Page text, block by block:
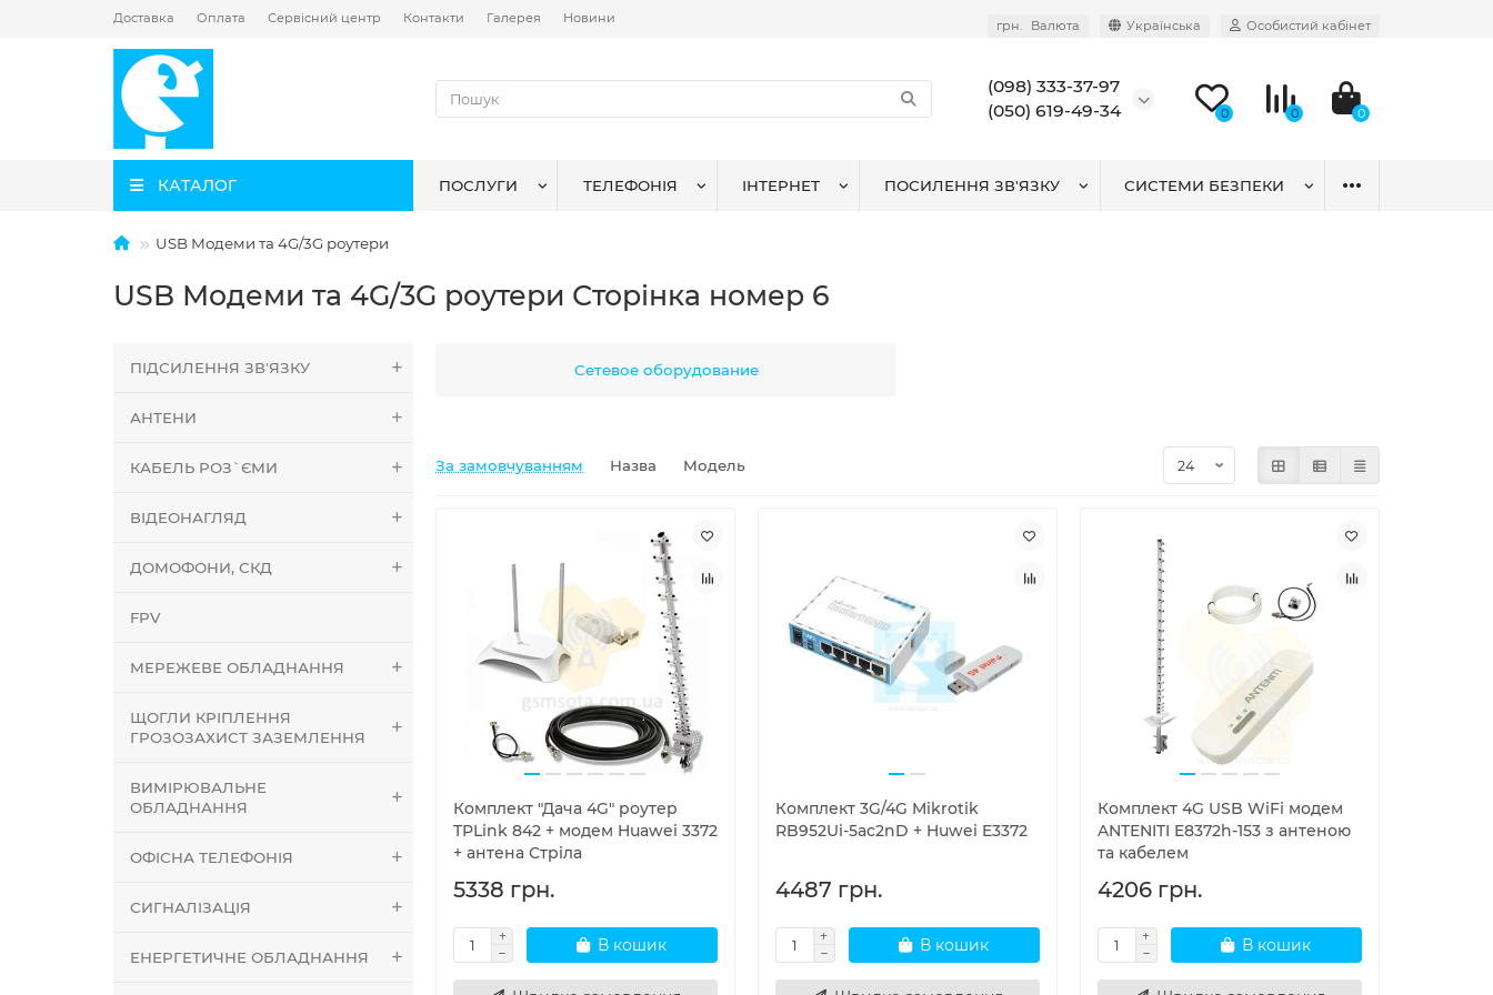
Доставка Оплата Сервісний центр Контакти Галерея Новини грн. Валюта Українська Особистий кабінет
(098) 333-37-97
(050) 619-49-34
0 0 0
КАТАЛОГ ПОСЛУГИ ТЕЛЕФОНІЯ ІНТЕРНЕТ ПОСИЛЕННЯ ЗВ'ЯЗКУ СИСТЕМИ БЕЗПЕКИ
USB Модеми та 4G/3G роутери
USB Модеми та 4G/3G роутери Сторінка номер 6
ПІДСИЛЕННЯ ЗВ'ЯЗКУ
АНТЕНИ
КАБЕЛЬ РОЗ`ЄМИ
ВІДЕОНАГЛЯД
ДОМОФОНИ, СКД
FPV
МЕРЕЖЕВЕ ОБЛАДНАННЯ
ЩОГЛИ КРІПЛЕННЯ
ГРОЗОЗАХИСТ ЗАЗЕМЛЕННЯ
ВИМІРЮВАЛЬНЕ
ОБЛАДНАННЯ
ОФІСНА ТЕЛЕФОНІЯ
СИГНАЛІЗАЦІЯ
ЕНЕРГЕТИЧНЕ ОБЛАДНАННЯ
Сетевое оборудование
За замовчуванням Назва Модель
Комплект "Дача 4G" роутер
TPLink 842 + модем Huawei 3372
+ антена Стріла
5338 грн.
В кошик
Комплект 3G/4G Mikrotik
RB952Ui-5ac2nD + Huwei E3372
4487 грн.
В кошик
Комплект 4G USB WiFi модем
ANTENITI E8372h-153 з антеною
та кабелем
4206 грн.
В кошик